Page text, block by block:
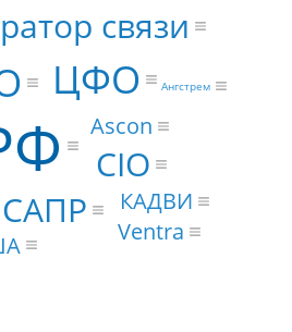
ЦФО
САПР
связи
CIO
Ascon
Ventra
КАДВИ
Ангстрем